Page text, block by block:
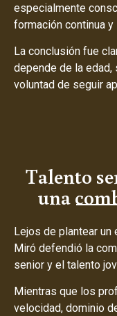
especialmente
formación continua
La conclusión fue
depende de la edad,
voluntad de seguir
Talento
una
Lejos de plantear un
Miró defendió la
senior y el talento
Mientras que los
velocidad, dominio